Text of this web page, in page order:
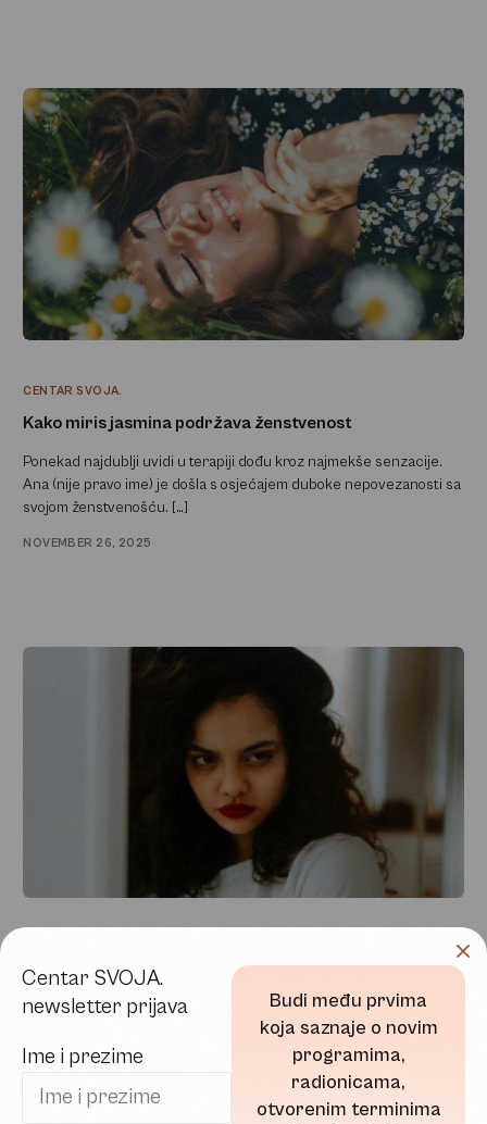
CENTAR SVOJA.
Kako miris jasmina podržava ženstvenost
Ponekad najdublji uvidi u terapiji dođu kroz najmekše senzacije.
Ana (nije pravo ime) je došla s osjećajem duboke nepovezanosti sa
svojom ženstvenošću. […]
NOVEMBER 26, 2025
Kako ona može, a ja ne?
Zlatna sjena, usporedba i povratak vlastitom sjaju Svaki put kad bi
Martinina kolegica Sanja ušla u prostoriju, svi kao da bi malo […]
Budi među prvima
koja saznaje o novim
programima,
radionicama,
otvorenim terminima
Centar SVOJA.
newsletter prijava
Ime i prezime